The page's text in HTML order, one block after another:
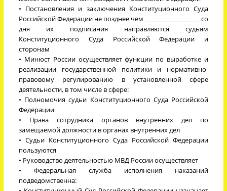
• Постановления и заключения Конституционного Суда
Российской Федерации не позднее чем __________________ со
дня их подписания направляются судьям
Конституционного Суда Российской Федерации и
сторонам
• Минюст России осуществляет функции по выработке и
реализации государственной политики и нормативно-
правовому регулированию в установленной сфере
деятельности, в том числе в сфере:
• Полномочия судьи Конституционного Суда Российской
Федерации
• Права сотрудника органов внутренних дел по
замещаемой должности в органах внутренних дел
• Судьи Конституционного Суда Российской Федерации
пользуются
• Руководство деятельностью МВД России осуществляет
• Федеральная служба исполнения наказаний
подведомственна: